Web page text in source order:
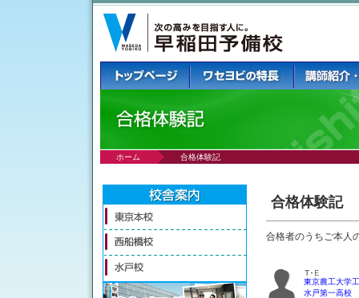
ホーム 合格体験記
合格体験記
合格者のうちご本人
東京農工大学
水戸第一高校